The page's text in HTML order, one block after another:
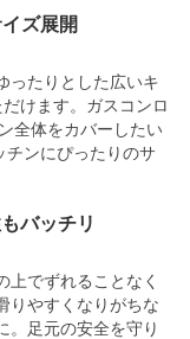
ズ展開
ったりとした広いキ
けます。ガスコンロ
全体をカバーしたい
チンにぴったりのサ
バッチリ
上でずれることなく
りやすくなりがちな
。足元の安全を守り